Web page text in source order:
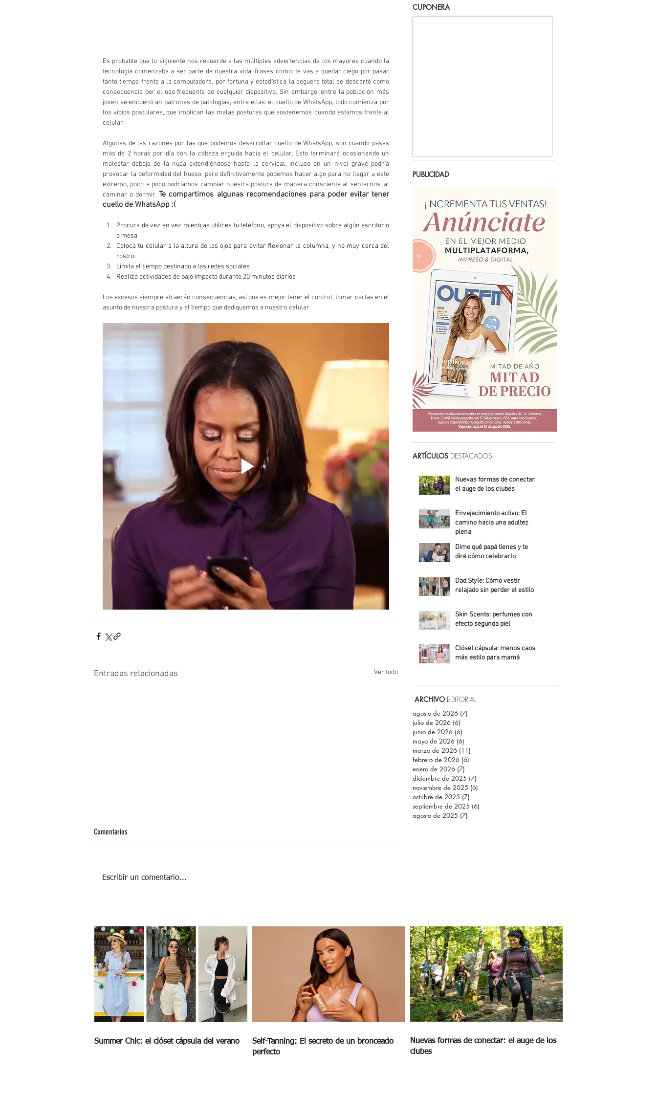
Es probable que lo siguiente nos recuerde a las múltiples advertencias de los mayores cuando la
tecnología comenzaba a ser parte de nuestra vida, frases como: te vas a quedar ciego por pasar
tanto tiempo frente a la computadora, por fortuna y estadística la ceguera total se descartó como
consecuencia por el uso frecuente de cualquier dispositivo. Sin embargo, entre la población más
joven se encuentran patrones de patologías, entre ellas: el cuello de WhatsApp, todo comienza por
los vicios postulares, que implican las malas posturas que sostenemos cuando estamos frente al
celular.
Algunas de las razones por las que podemos desarrollar cuello de WhatsApp, son cuando pasas
más de 2 horas por día con la cabeza erguida hacia el celular. Esto terminará ocasionando un
malestar debajo de la nuca extendiéndose hasta la cervical, incluso en un nivel grave podría
provocar la deformidad del hueso, pero definitivamente podemos hacer algo para no llegar a este
extremo, poco a poco podríamos cambiar nuestra postura de manera consciente al sentarnos, al
caminar o dormir. Te compartimos algunas recomendaciones para poder evitar tener
cuello de WhatsApp :(
Procura de vez en vez mientras utilices tu teléfono, apoya el dispositivo sobre algún escritorio
o mesa.
Coloca tu celular a la altura de los ojos para evitar flexionar la columna, y no muy cerca del
rostro.
Limita el tiempo destinado a las redes sociales
Realiza actividades de bajo impacto durante 20 minutos diarios
Los excesos siempre atraerán consecuencias, así que es mejor tener el control, tomar cartas en el
asunto de nuestra postura y el tiempo que dediquemos a nuestro celular.
Entradas relacionadas Ver todo
MENTAL
Comentarios
Escribir un comentario...
CUPONERA
PUBLICIDAD
ARTÍCULOS DESTACADOS
Nuevas formas de conectar:
el auge de los clubes
Envejecimiento activo: El
camino hacia una adultez
plena
Alejandra Roldán
Dime qué papá tienes y te
diré cómo celebrarlo
Dad Style: Cómo vestir
relajado sin perder el estilo
Skin Scents: perfumes con
efecto segunda piel
Clóset cápsula: menos caos,
más estilo para mamá
ARCHIVO EDITORIAL
agosto de 2026 (7)
julio de 2026 (6)
junio de 2026 (6)
mayo de 2026 (6)
marzo de 2026 (11)
febrero de 2026 (6)
enero de 2026 (7)
diciembre de 2025 (7)
noviembre de 2025 (6)
octubre de 2025 (7)
septiembre de 2025 (6)
agosto de 2025 (7)
Summer Chic: el clóset cápsula del verano
Self-Tanning: El secreto de un bronceado
perfecto
Nuevas formas de conectar: el auge de los
clubes